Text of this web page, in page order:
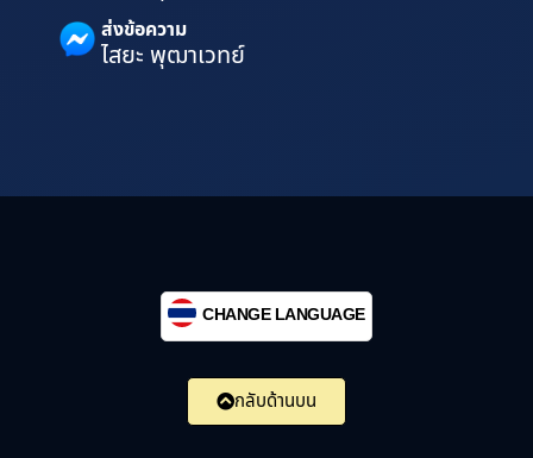
ส่งข้อความ
ไสยะ พุฒาเวทย์
CHANGE LANGUAGE
กลับด้านบน